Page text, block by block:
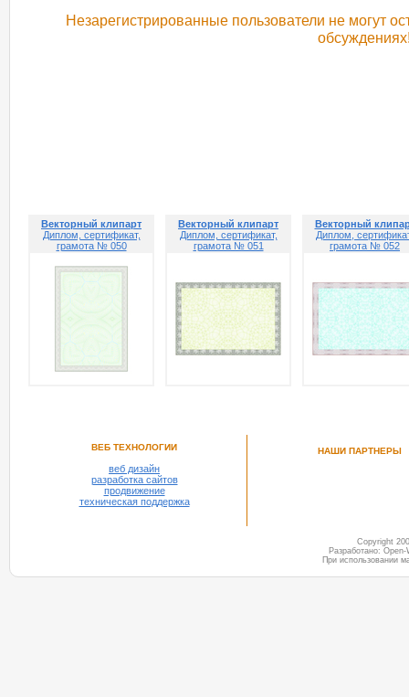
Незарегистрированные пользователи не могут
Векторный клипарт
Диплом, сертификат,
грамота № 050
Векторный клипарт
Диплом, сертификат,
грамота № 051
Векторный
Диплом,
грамота № 052
ВЕБ ТЕХНОЛОГИИ
веб дизайн
разработка сайтов
продвижение
техническая поддержка
НАШИ ПАРТНЕРЫ
Copyright
Разработано:
При использовании